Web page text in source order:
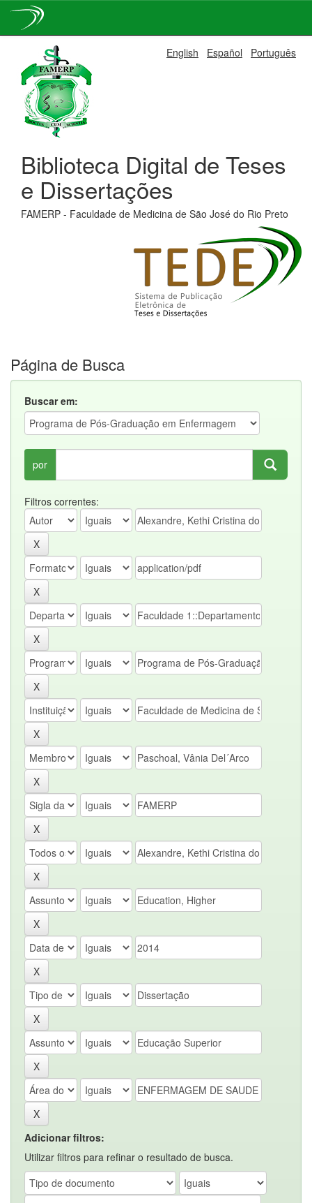
navigation
English Español Português
Biblioteca Digital de Teses
e Dissertações
FAMERP - Faculdade de Medicina de São José do Rio Preto
Página de Busca
Buscar em:
por
Filtros correntes:
Adicionar filtros:
Utilizar filtros para refinar o resultado de busca.